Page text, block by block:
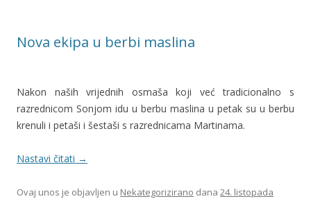
Nova ekipa u berbi maslina
Nakon naših vrijednih osmaša koji već tradicionalno s
razrednicom Sonjom idu u berbu maslina u petak su u berbu
krenuli i petaši i šestaši s razrednicama Martinama.
Nastavi čitati →
Ovaj unos je objavljen u Nekategorizirano dana 24. listopada